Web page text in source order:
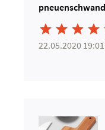
   
22.05.2020